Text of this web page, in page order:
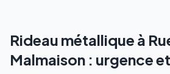
Rideau métallique à
Malmaison : urgence